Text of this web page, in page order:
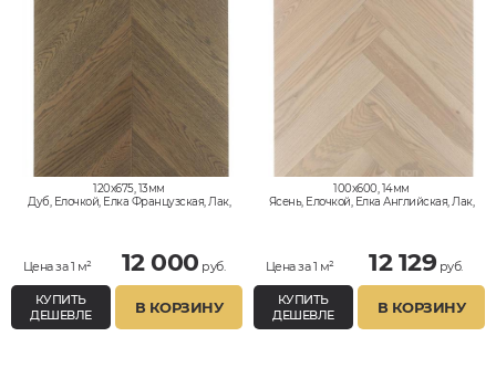
120x675, 13мм
Дуб, Елочкой, Елка Французская, Лак,
Цена за 1 м² 12 000 руб.
КУПИТЬ
ДЕШЕВЛЕ
В КОРЗИНУ
100x600, 14мм
Ясень, Елочкой, Елка Английская, Лак,
Цена за 1 м² 12 129руб.
КУПИТЬ
ДЕШЕВЛЕ
В КОРЗИНУ